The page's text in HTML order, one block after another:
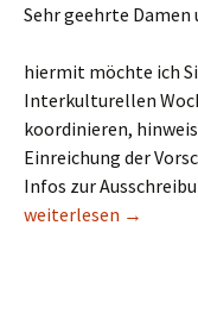
Sehr geehrte
hiermit möchte ich
Interkulturellen
koordinieren,
Einreichung der
Infos zur
Interkulturelle Woche
weiterlesen →